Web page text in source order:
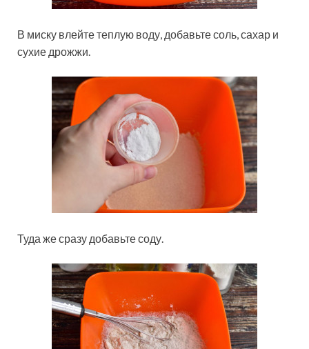
В миску влейте теплую воду, добавьте соль, сахар и
сухие дрожжи.
Туда же сразу добавьте соду.